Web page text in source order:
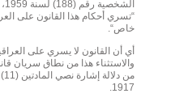
“تسري أحكام هذا القانون على
خاص“.
أي أن القانون لا يسري على
والاستثناء هذا من نطاق سريان
1917.